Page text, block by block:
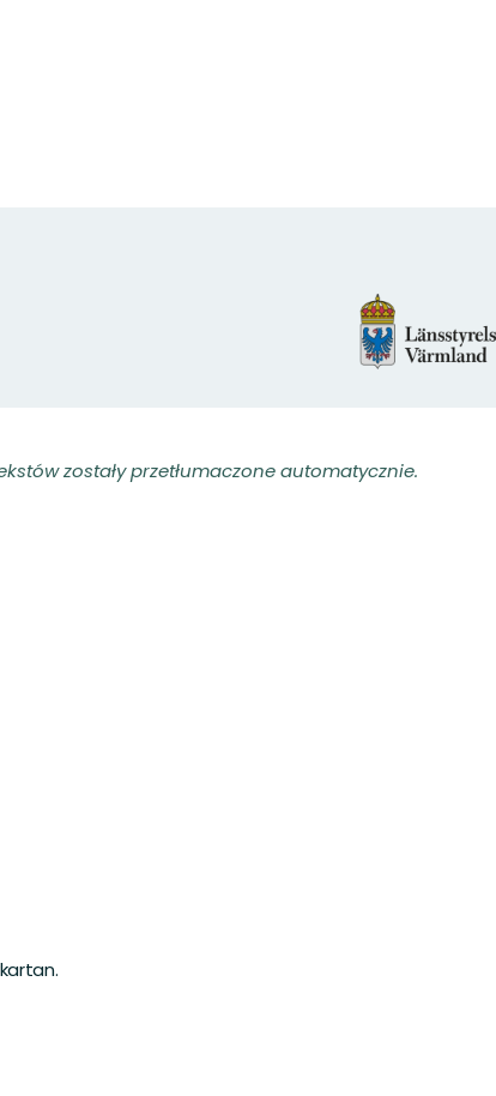
Logotyp
organizacji
zostały przetłumaczone automatycznie.